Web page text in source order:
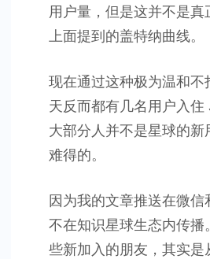
用户量，但是这并不是
上面提到的盖特纳曲线。
现在通过这种极为温和不
天反而都有几名用户入住
大部分人并不是星球的新
难得的。
因为我的文章推送在微
不在知识星球生态内传播
些新加入的朋友，其实是